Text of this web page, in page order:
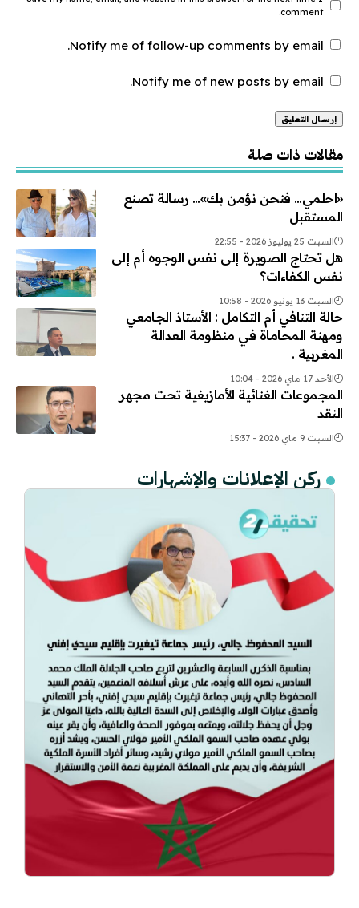
comment.
Notify me of follow-up comments by email.
Notify me of new posts by email.
مقالات ذات صلة
«احلمي… فنحن نؤمن بك»… رسالة تصنع
المستقبل
السبت 25 يوليوز 2026 - 22:55
هل تحتاج الصويرة إلى نفس الوجوه أم إلى
نفس الكفاءات؟
السبت 13 يونيو 2026 - 10:58
حالة التنافي أم التكامل : الأستاذ الجامعي
ومهنة المحاماة في منظومة العدالة
المغربية .
الأحد 17 ماي 2026 - 10:04
المجموعات الغنائية الأمازيغية تحت مجهر
النقد
السبت 9 ماي 2026 - 15:37
ركن الإعلانات والإشهارات